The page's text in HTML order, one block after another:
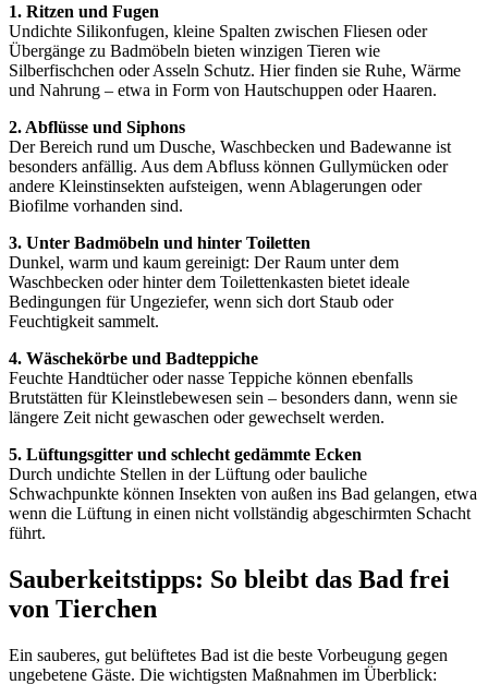
1. Ritzen und Fugen
Undichte Silikonfugen, kleine Spalten zwischen Fliesen oder
Übergänge zu Badmöbeln bieten winzigen Tieren wie
Silberfischchen oder Asseln Schutz. Hier finden sie Ruhe, Wärme
und Nahrung – etwa in Form von Hautschuppen oder Haaren.
2. Abflüsse und Siphons
Der Bereich rund um Dusche, Waschbecken und Badewanne ist
besonders anfällig. Aus dem Abfluss können Gullymücken oder
andere Kleinstinsekten aufsteigen, wenn Ablagerungen oder
Biofilme vorhanden sind.
3. Unter Badmöbeln und hinter Toiletten
Dunkel, warm und kaum gereinigt: Der Raum unter dem
Waschbecken oder hinter dem Toilettenkasten bietet ideale
Bedingungen für Ungeziefer, wenn sich dort Staub oder
Feuchtigkeit sammelt.
4. Wäschekörbe und Badteppiche
Feuchte Handtücher oder nasse Teppiche können ebenfalls
Brutstätten für Kleinstlebewesen sein – besonders dann, wenn sie
längere Zeit nicht gewaschen oder gewechselt werden.
5. Lüftungsgitter und schlecht gedämmte Ecken
Durch undichte Stellen in der Lüftung oder bauliche
Schwachpunkte können Insekten von außen ins Bad gelangen, etwa
wenn die Lüftung in einen nicht vollständig abgeschirmten Schacht
führt.
Sauberkeitstipps: So bleibt das Bad frei
von Tierchen
Ein sauberes, gut belüftetes Bad ist die beste Vorbeugung gegen
ungebetene Gäste. Die wichtigsten Maßnahmen im Überblick: